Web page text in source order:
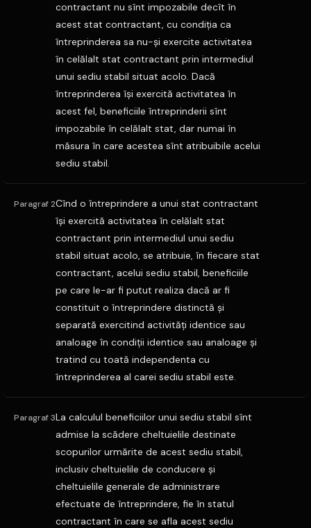
contractant nu sînt impozabile decît în
acest stat contractant, cu condiţia ca
întreprinderea sa nu-şi exercite activitatea
în celălalt stat contractant prin intermediul
unui sediu stabil situat acolo. Dacă
întreprinderea îşi exercită activitatea în
acest fel, beneficiile întreprinderii sînt
impozabile în celălalt stat, dar numai în
măsura în care acestea sînt atribuibile acelui
sediu stabil.
Paragraf 2Cînd o întreprindere a unui stat contractant
îşi exercită activitatea în celălalt stat
contractant prin intermediul unui sediu
stabil situat acolo, se atribuie, în fiecare stat
contractant, acelui sediu stabil, beneficiile
pe care le-ar fi putut realiza dacă ar fi
constituit o întreprindere distinctă şi
separată exercitind activităţi identice sau
analoage în condiţii identice sau analoage şi
tratind cu toată independenta cu
întreprinderea al carei sediu stabil este.
Paragraf 3La calculul beneficiilor unui sediu stabil sînt
admise la scădere cheltuielile destinate
scopurilor urmărite de acest sediu stabil,
inclusiv cheltuielile de conducere şi
cheltuielile generale de administrare
efectuate de întreprindere, fie în statul
contractant în care se afla acest sediu